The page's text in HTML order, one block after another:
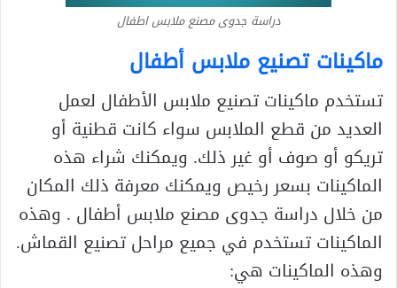
دراسة جدوى مصنع ملابس اطفال
ماكينات تصنيع ملابس أطفال
تستخدم ماكينات تصنيع ملابس الأطفال لعمل
العديد من قطع الملابس سواء كانت قطنية أو
تريكو أو صوف أو غير ذلك. ويمكنك شراء هذه
الماكينات بسعر رخيص ويمكنك معرفة ذلك المكان
من خلال دراسة جدوى مصنع ملابس أطفال . وهذه
الماكينات تستخدم في جميع مراحل تصنيع القماش.
وهذه الماكينات هي: